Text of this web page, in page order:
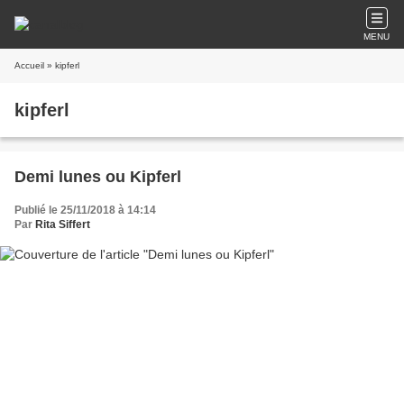
MENU
Accueil » kipferl
kipferl
Demi lunes ou Kipferl
Publié le 25/11/2018 à 14:14
Par Rita Siffert